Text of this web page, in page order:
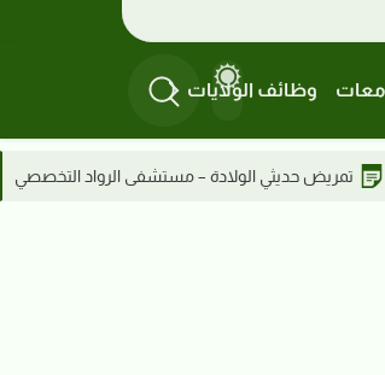
وظائف الولايات
التخصصي مهندس طبي – مستشفى الرواد